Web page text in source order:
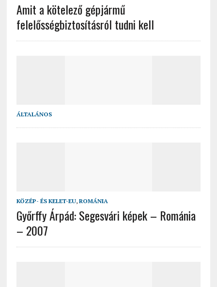
Amit a kötelező gépjármű
felelősségbiztosításról tudni kell
ÁLTALÁNOS
KÖZÉP- ÉS KELET-EU, ROMÁNIA
Győrffy Árpád: Segesvári képek – Románia
– 2007